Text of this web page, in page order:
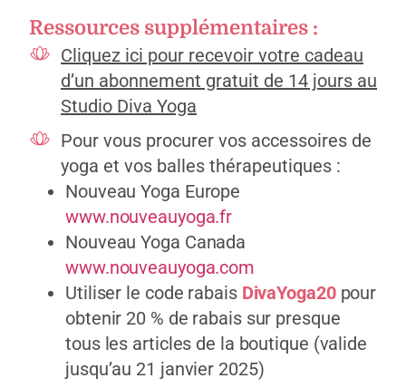
Ressources supplémentaires :
Cliquez ici pour recevoir votre cadeau
d’un abonnement gratuit de 14 jours au
Studio Diva Yoga
Pour vous procurer vos accessoires de
yoga et vos balles thérapeutiques :
Nouveau Yoga Europe
www.nouveauyoga.fr
Nouveau Yoga Canada
www.nouveauyoga.com
Utiliser le code rabais DivaYoga20pour
obtenir 20 % de rabais sur presque
tous les articles de la boutique (valide
jusqu’au 21 janvier 2025)